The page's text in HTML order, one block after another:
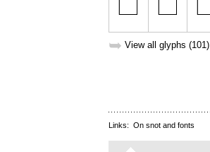
➥ View all glyphs (101)
Links: On snot and fonts